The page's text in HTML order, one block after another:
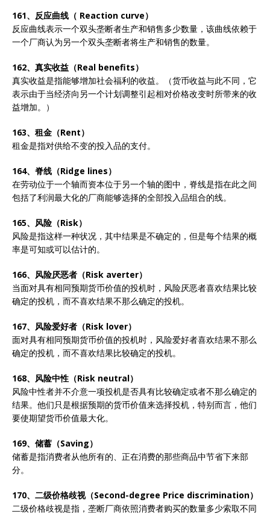
161、反应曲线（ Reaction curve）
反应曲线表示一个双头垄断者生产和销售多少数量，该曲线依赖于
一个厂商认为另一个双头垄断者将生产和销售的数量。
162、真实收益（Real benefits）
真实收益是指能够增加社会福利的收益。（货币收益与此不同，它
表示由于当经济向另一个计划调整引起相对价格改变时所带来的收
益增加。）
163、租金（Rent）
租金是指对供给不变的投入品的支付。
164、脊线（Ridge lines）
在劳动位于一个轴而资本位于另一个轴的图中，脊线是指在此之间
包括了利润最大化的厂商能够选择的全部投入品组合的线。
165、风险（Risk）
风险是指这样一种状况，其中结果是不确定的，但是每个结果的概
率是可知或可以估计的。
166、风险厌恶者（Risk averter）
当面对具有相同预期货币价值的投机时，风险厌恶者喜欢结果比较
确定的投机，而不喜欢结果不那么确定的投机。
167、风险爱好者（Risk lover）
面对具有相同预期货币价值的投机时，风险爱好者喜欢结果不那么
确定的投机，而不喜欢结果比较确定的投机。
168、风险中性（Risk neutral）
风险中性者并不介意一项投机是否具有比较确定或者不那么确定的
结果。他们只是根据预期的货币价值来选择投机，特别而言，他们
要使期望货币价值最大化。
169、储蓄（Saving）
储蓄是指消费者从他所有的、正在消费的那些商品中节省下来部
分。
170、二级价格歧视（Second-degree Price discrimination）
二级价格歧视是指，垄断厂商依照消费者购买的数量多少索取不同